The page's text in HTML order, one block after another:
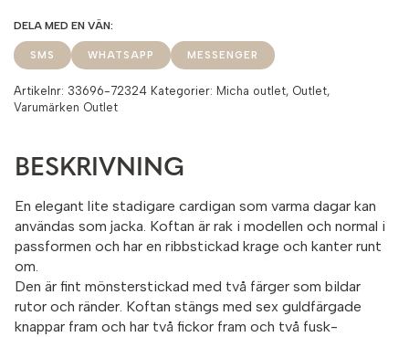
SMS WHATSAPP MESSENGER
Artikelnr: 33696-72324 Kategorier: Micha outlet, Outlet,
Varumärken Outlet
BESKRIVNING
En elegant lite stadigare cardigan som varma dagar kan
användas som jacka. Koftan är rak i modellen och normal i
passformen och har en ribbstickad krage och kanter runt
om.
Den är fint mönsterstickad med två färger som bildar
rutor och ränder. Koftan stängs med sex guldfärgade
knappar fram och har två fickor fram och två fusk-